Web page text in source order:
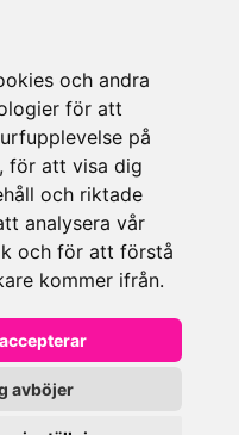
och andra
för att
på
för att visa dig
och riktade
analysera vår
och för att förstå
kommer ifrån.
avböjer
| AccessiQ